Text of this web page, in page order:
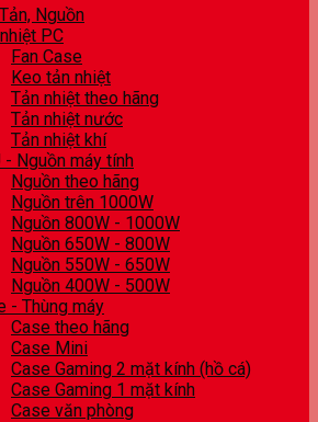
Nguồn
PC
Fan Case
Keo tản nhiệt
Tản nhiệt theo hãng
Tản nhiệt nước
Tản nhiệt khí
- Nguồn máy tính
Nguồn theo hãng
Nguồn trên 1000W
Nguồn 800W - 1000W
Nguồn 650W - 800W
Nguồn 550W - 650W
Nguồn 400W - 500W
- Thùng máy
Case theo hãng
Case Mini
Case Gaming 2 mặt kính (hồ cá)
Case Gaming 1 mặt kính
Case văn phòng